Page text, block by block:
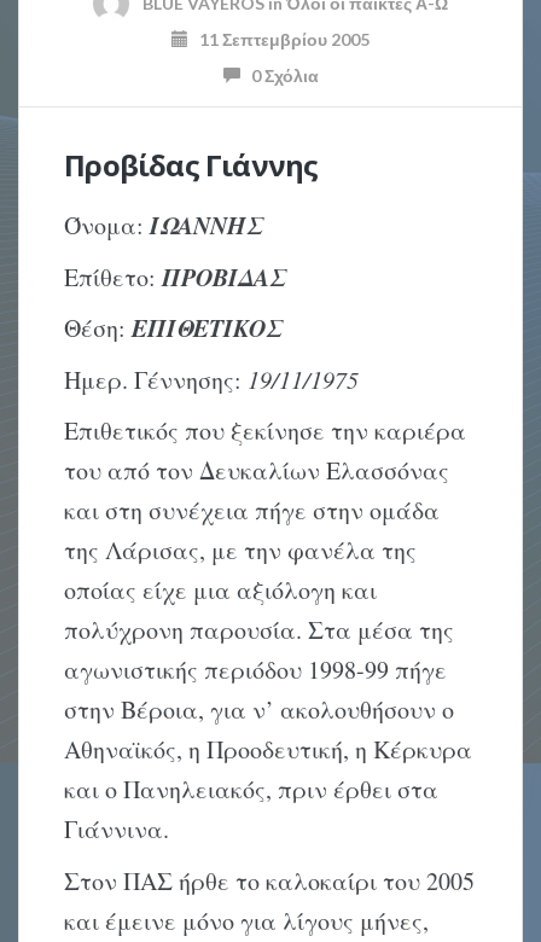
11 Σεπτεμβρίου 2005
0 Σχόλια
Προβίδας Γιάννης
Όνομα: ΙΩΑΝΝΗΣ
Επίθετο: ΠΡΟΒΙΔΑΣ
Θέση: ΕΠΙΘΕΤΙΚΟΣ
Ημερ. Γέννησης: 19/11/1975
Επιθετικός που ξεκίνησε την καριέρα
του από τον Δευκαλίων Ελασσόνας
και στη συνέχεια πήγε στην ομάδα
της Λάρισας, με την φανέλα της
οποίας είχε μια αξιόλογη και
πολύχρονη παρουσία. Στα μέσα της
αγωνιστικής περιόδου 1998-99 πήγε
στην Βέροια, για ν’ ακολουθήσουν ο
Αθηναϊκός, η Προοδευτική, η Κέρκυρα
και ο Πανηλειακός, πριν έρθει στα
Γιάννινα.
Στον ΠΑΣ ήρθε το καλοκαίρι του 2005
και έμεινε μόνο για λίγους μήνες,